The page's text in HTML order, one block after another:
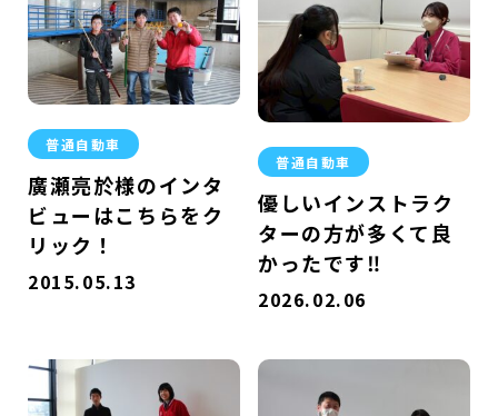
普通自動車
廣瀬亮於様のインタ
ビューはこちらをク
リック！
2015.05.13
普通自動車
優しいインストラク
ターの方が多くて良
かったです‼
2026.02.06